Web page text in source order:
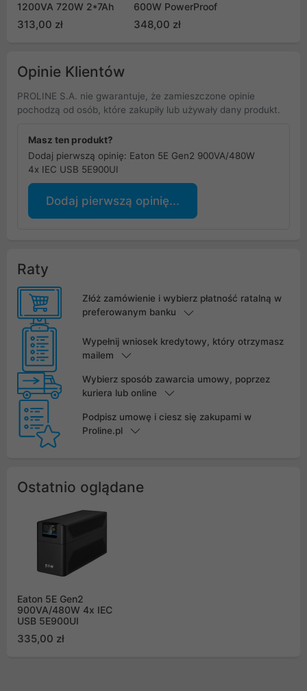
1200VA 720W 2*7Ah
313,00 zł
600W PowerProof
348,00 zł
Opinie Klientów
PROLINE S.A. nie gwarantuje, że zamieszczone opinie
pochodzą od osób, które zakupiły lub używały dany produkt.
Masz ten produkt?
Dodaj pierwszą opinię: Eaton 5E Gen2 900VA/480W
4x IEC USB 5E900UI
Dodaj pierwszą opinię...
Raty
Złóż zamówienie i wybierz płatność ratalną w
preferowanym banku
Wypełnij wniosek kredytowy, który otrzymasz
mailem
Wybierz sposób zawarcia umowy, poprzez
kuriera lub online
Podpisz umowę i ciesz się zakupami w
Proline.pl
Ostatnio oglądane
Eaton 5E Gen2
900VA/480W 4x IEC
USB 5E900UI
335,00 zł